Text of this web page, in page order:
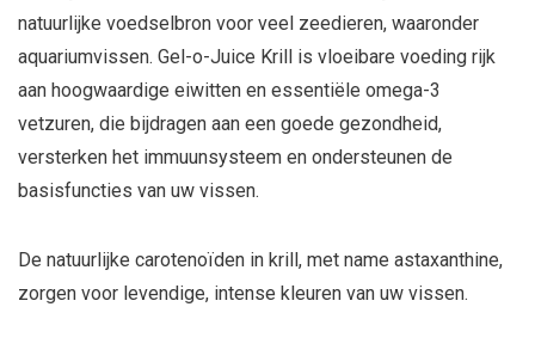
natuurlijke voedselbron voor veel zeedieren, waaronder
aquariumvissen. Gel-o-Juice Krill is vloeibare voeding rijk
aan hoogwaardige eiwitten en essentiële omega-3
vetzuren, die bijdragen aan een goede gezondheid,
versterken het immuunsysteem en ondersteunen de
basisfuncties van uw vissen.
De natuurlijke carotenoïden in krill, met name astaxanthine,
zorgen voor levendige, intense kleuren van uw vissen.